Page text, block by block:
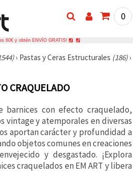
0
60€ y obtén ENVÍO GRATIS!
› Pastas y Ceras Estructurales (186)›
CRAQUELADO
barnices con efecto craquelado,
vintage y atemporales en diversas
aportan carácter y profundidad a
objetos comunes en creaciones
y desgastado. ¡Explora
craquelados en EM ART y libera